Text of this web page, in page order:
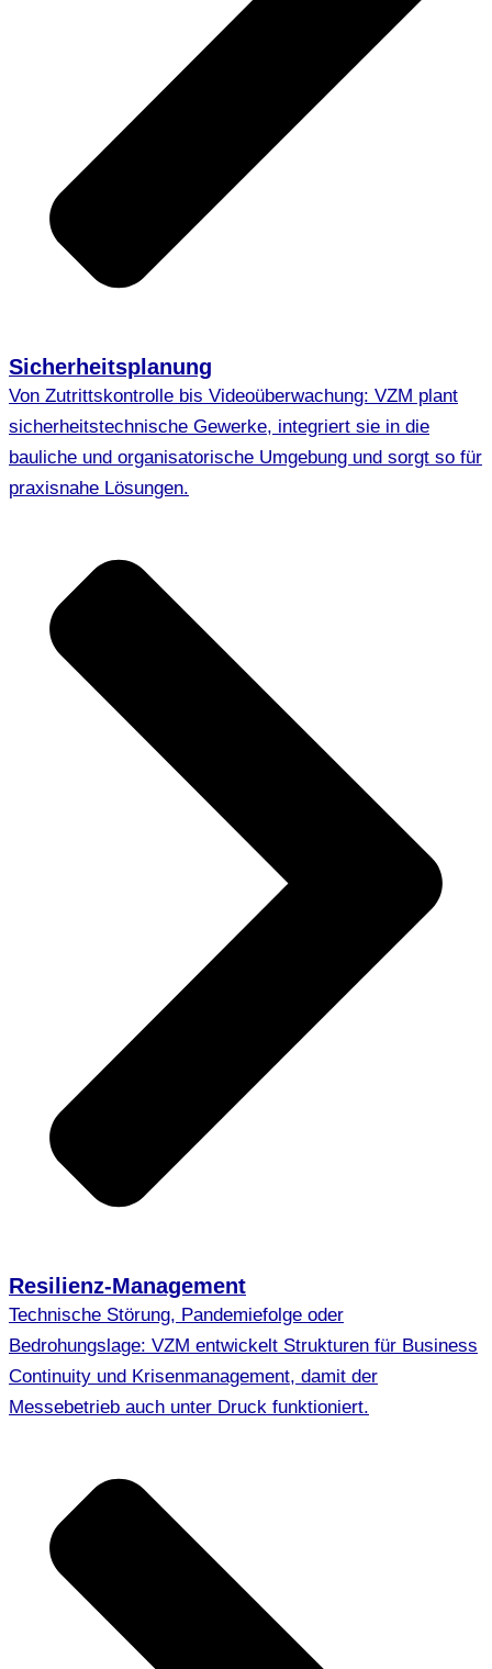
Sicherheitsplanung
Von Zutrittskontrolle bis Videoüberwachung: VZM plant
sicherheitstechnische Gewerke, integriert sie in die
bauliche und organisatorische Umgebung und sorgt so für
praxisnahe Lösungen.
Resilienz-Management
Technische Störung, Pandemiefolge oder
Bedrohungslage: VZM entwickelt Strukturen für Business
Continuity und Krisenmanagement, damit der
Messebetrieb auch unter Druck funktioniert.